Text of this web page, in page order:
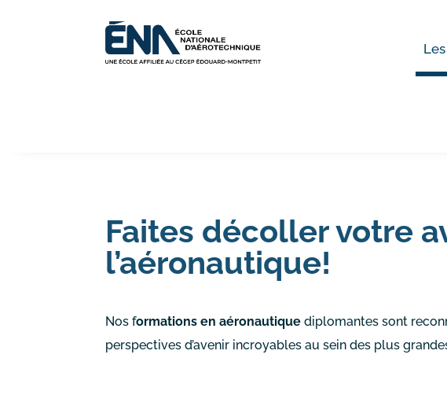
Faites décoller votre
l’aéronautique!
Nos formations en aéronautique diplomantes sont
perspectives d’avenir incroyables au sein des plus